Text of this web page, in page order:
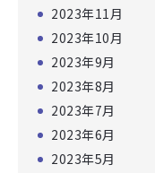
2023年11月
2023年10月
2023年9月
2023年8月
2023年7月
2023年6月
2023年5月